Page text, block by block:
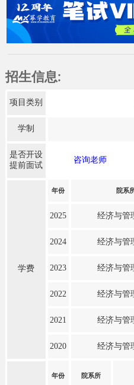
招生信息:
项目类别
学制
是否开设
提前面试
咨询老师
学费
年份 院系
2025 经济与管
2024 经济与管
2023 经济与管
2022 经济与管
2021 经济与管
2020 经济与管
年份 院系所